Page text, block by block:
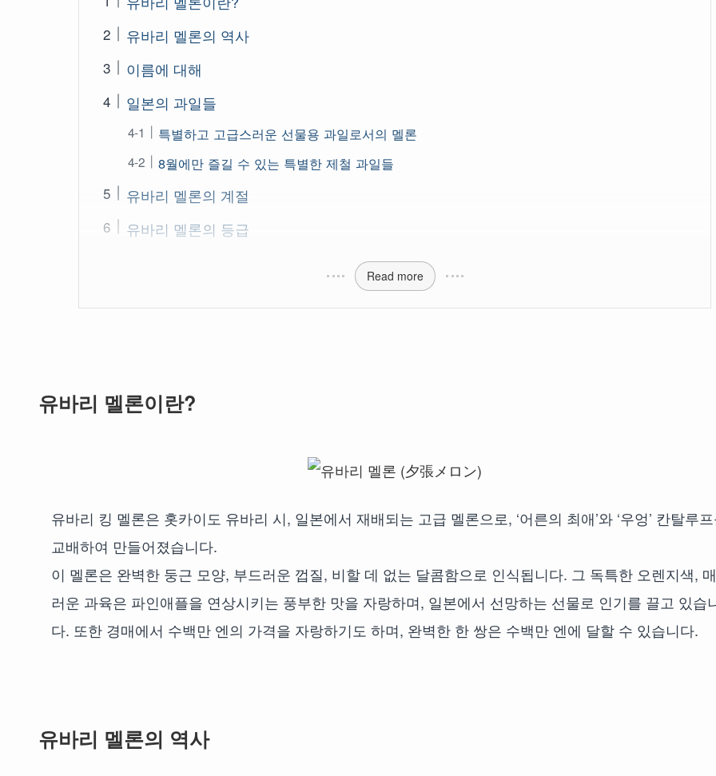
유바리 멜론의 역사
이름에 대해
일본의 과일들
특별하고 고급스러운 선물용 과일로서의 멜론
8월에만 즐길 수 있는 특별한 제철 과일들
유바리 멜론의 계절
유바리 멜론의 등급
Read more
유바리 멜론이란?
유바리 킹 멜론은 홋카이도 유바리 시, 일본에서 재배되는 고급 멜론으로, ‘어른의 최애’와 ‘우엉’ 칸탈루
교배하여 만들어졌습니다.
이 멜론은 완벽한 둥근 모양, 부드러운 껍질, 비할 데 없는 달콤함으로 인식됩니다. 그 독특한 오렌지색,
러운 과육은 파인애플을 연상시키는 풍부한 맛을 자랑하며, 일본에서 선망하는 선물로 인기를 끌고 있습
다. 또한 경매에서 수백만 엔의 가격을 자랑하기도 하며, 완벽한 한 쌍은 수백만 엔에 달할 수 있습니다.
유바리 멜론의 역사